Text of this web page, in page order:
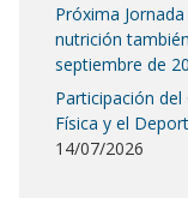
Próxima
nutrición
septiembre de
Participación del
Física y el
14/07/2026